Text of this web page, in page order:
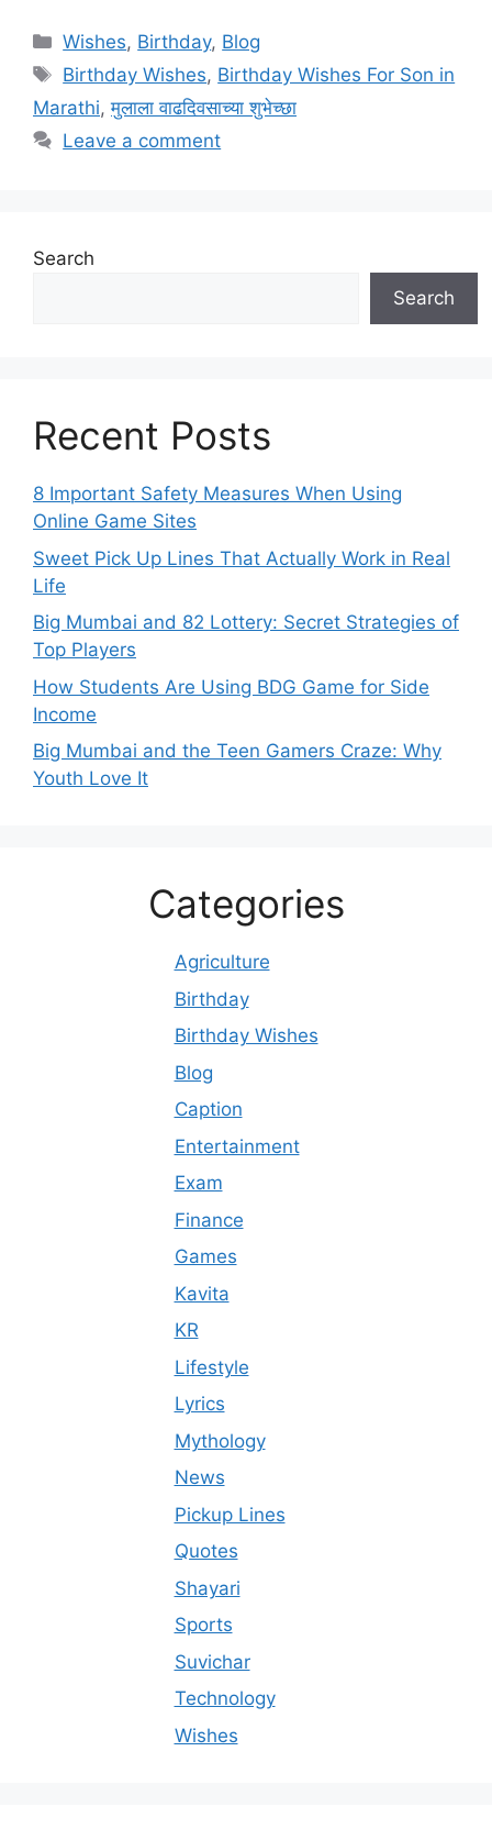
Categories
Wishes, Birthday, Blog
Tags
Birthday Wishes, Birthday Wishes For Son in
Marathi,मुलाला वाढदिवसाच्या शुभेच्छा
Leave a comment
Search
Search
Recent Posts
8 Important Safety Measures When Using
Online Game Sites
Sweet Pick Up Lines That Actually Work in Real
Life
Big Mumbai and 82 Lottery: Secret Strategies of
Top Players
How Students Are Using BDG Game for Side
Income
Big Mumbai and the Teen Gamers Craze: Why
Youth Love It
Categories
Agriculture
Birthday
Birthday Wishes
Blog
Caption
Entertainment
Exam
Finance
Games
Kavita
KR
Lifestyle
Lyrics
Mythology
News
Pickup Lines
Quotes
Shayari
Sports
Suvichar
Technology
Wishes